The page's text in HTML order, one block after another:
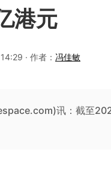
港元
· 作者： 冯佳敏
讯：截至